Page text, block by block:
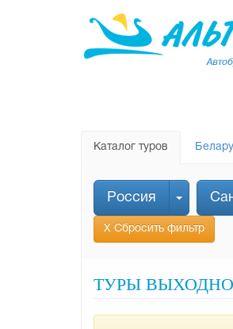
Каталог туров
Россия
Х Сбросить фильтр
ТУРЫ